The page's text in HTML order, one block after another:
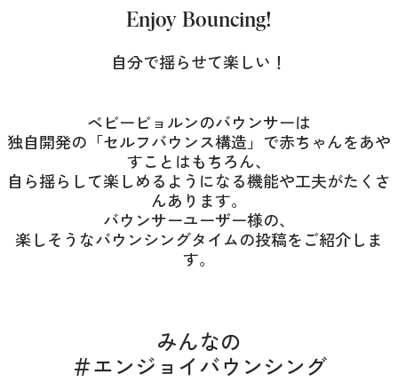
Enjoy Bouncing!
自分で揺らせて楽しい！
ベビービョルンのバウンサーは
独自開発の「セルフバウンス構造」で赤ちゃんをあや
すことはもちろん、
自ら揺らして楽しめるようになる機能や工夫がたくさ
んあります。
バウンサーユーザー様の、
楽しそうなバウンシングタイムの投稿をご紹介しま
す。
みんなの
＃エンジョイバウンシング